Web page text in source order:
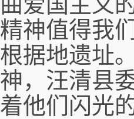
精神值得我
根据地遗址
神，汪清县
着他们闪光